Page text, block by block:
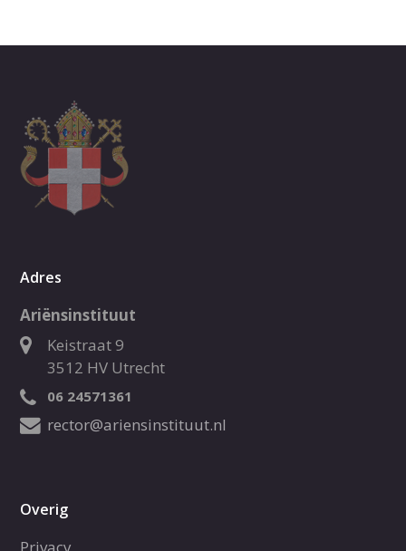
Adres
Ariënsinstituut
Keistraat 9
3512 HV Utrecht
06 24571361
rector@ariensinstituut.nl
Overig
Privacy